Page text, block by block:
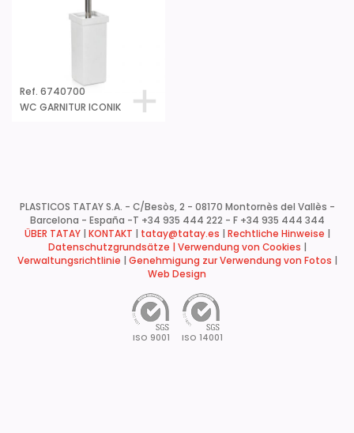
Ref. 6740700
WC GARNITUR ICONIK
PLASTICOS TATAY S.A. - C/Besòs, 2 - 08170 Montornès del Vallès -
Barcelona - España -T +34 935 444 222 - F +34 935 444 344
ÜBER TATAY| KONTAKT tatay@tatay.es Rechtliche Hinweise
Datenschutzgrundsätze | Verwendung von Cookies
Verwaltungsrichtlinie
Genehmigung zur Verwendung von Fotos
Web Design
ISO 9001 ISO 14001